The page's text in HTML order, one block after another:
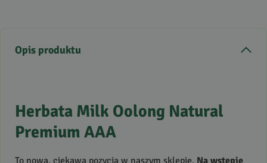
Opis produktu
Herbata Milk Oolong Natural
Premium AAA
To nowa, ciekawa pozycja w naszym sklepie. Na wstępie